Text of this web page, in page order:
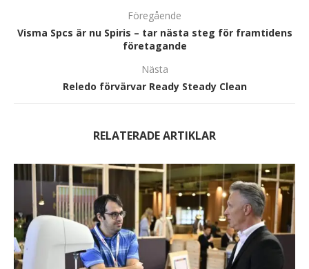
Föregående
Visma Spcs är nu Spiris – tar nästa steg för framtidens
företagande
Nästa
Reledo förvärvar Ready Steady Clean
RELATERADE ARTIKLAR